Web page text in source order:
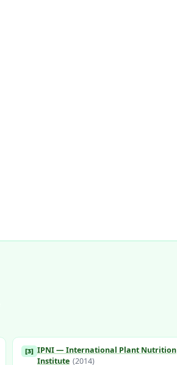
[3] IPNI — International Plant Nutrition
Institute (2014)